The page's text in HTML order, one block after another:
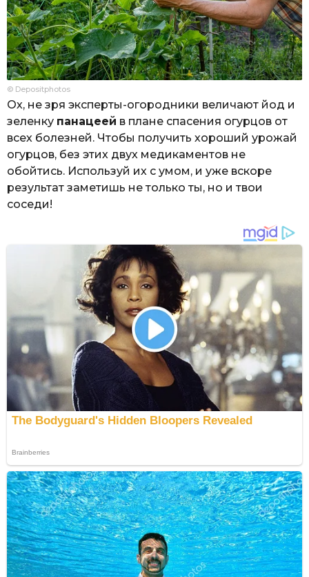
© Depositphotos
Ох, не зря эксперты-огородники величают йод и
зеленку панацеей в плане спасения огурцов от
всех болезней. Чтобы получить хороший урожай
огурцов, без этих двух медикаментов не
обойтись. Используй их с умом, и уже вскоре
результат заметишь не только ты, но и твои
соседи!